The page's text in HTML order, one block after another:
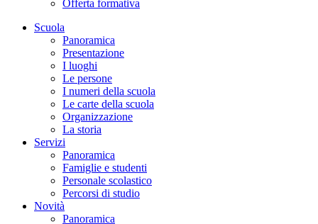
Offerta formativa
Scuola
Panoramica
Presentazione
I luoghi
Le persone
I numeri della scuola
Le carte della scuola
Organizzazione
La storia
Servizi
Panoramica
Famiglie e studenti
Personale scolastico
Percorsi di studio
Novità
Panoramica